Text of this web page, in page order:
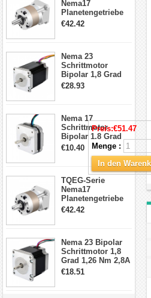
Nema17
Planetengetriebe
5:1 Spiel 15Arc-
€42.42
Nema 23
Schrittmotor
Bipolar 1,8 Grad
2,83Nm 4 A 2,26V
€28.93
Nema 17
Schrittmotor
Bipolar 1.8 Grad
8.7Ncm 1A 3.5V 4
Draden Hybrid-
Schrittmotor
€10.40
TQEG-Serie
Nema17
Planetengetriebe
10:1 Spiel 15Arc-
€42.42
Nema 23 Bipolar
Schrittmotor 1,8
Grad 1,26 Nm 2,8A
2,5V 4 Drähte
€18.51
Preis:€51.47
Menge :
In den